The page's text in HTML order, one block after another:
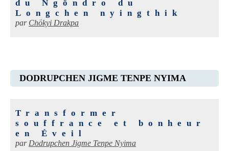
du Ngöndro du
Longchen nyingthik
par Chökyi Drakpa
DODRUPCHEN JIGME TENPE NYIMA
Transformer
souffrance et bonheur
en Éveil
par Dodrupchen Jigme Tenpe Nyima